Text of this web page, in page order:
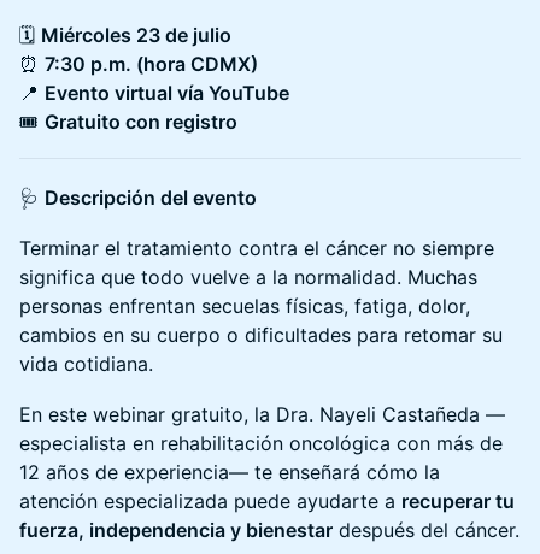
🗓️ Miércoles 23 de julio
⏰ 7:30 p.m. (hora CDMX)
📍 Evento virtual vía YouTube
🎟️ Gratuito con registro
🩺 Descripción del evento
Terminar el tratamiento contra el cáncer no siempre
significa que todo vuelve a la normalidad. Muchas
personas enfrentan secuelas físicas, fatiga, dolor,
cambios en su cuerpo o dificultades para retomar su
vida cotidiana.
En este webinar gratuito, la Dra. Nayeli Castañeda —
especialista en rehabilitación oncológica con más de
12 años de experiencia— te enseñará cómo la
atención especializada puede ayudarte a recuperar tu
fuerza, independencia y bienestar después del cáncer.